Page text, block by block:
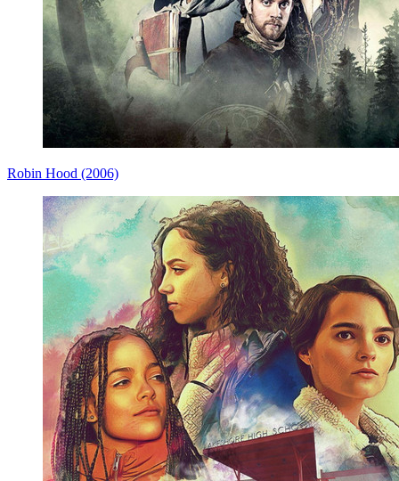
Robin Hood (2006)